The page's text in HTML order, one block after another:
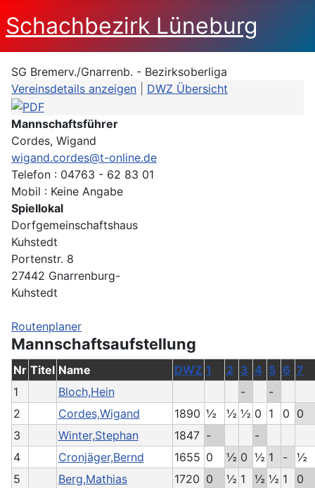
Schachbezirk Lüneburg
SG Bremerv./Gnarrenb. - Bezirksoberliga
Vereinsdetails anzeigen
DWZ Übersicht
Mannschaftsführer
Cordes, Wigand
wigand.cordes@t-online.de
Telefon : 04763 - 62 83 01
Mobil : Keine Angabe
Spiellokal
Dorfgemeinschaftshaus
Kuhstedt
Portenstr. 8
27442 Gnarrenburg-
Kuhstedt
Routenplaner
Mannschaftsaufstellung
Nr Titel Name DWZ 1 2 3 4 5 6 7
1
Bloch,Hein -
-
2
Cordes,Wigand 1890 ½ ½ ½ 0 1 0 0
3
Winter,Stephan 1847 -
-
4
Cronjäger,Bernd 1655 0 ½ 0 ½ 1 -
½
5
Berg,Mathias 1720 0 ½ 1 ½ ½ 1
0